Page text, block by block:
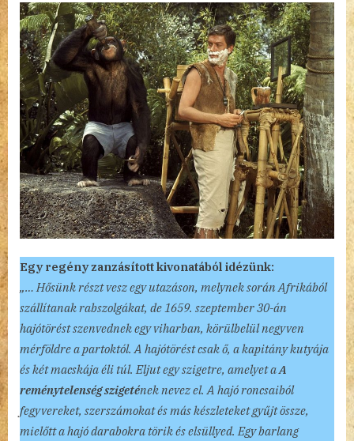
Egy regény zanzásított kivonatából idézünk:
„… Hősünk részt vesz egy utazáson, melynek során Afrikából
szállítanak rabszolgákat, de 1659. szeptember 30-án
hajótörést szenvednek egy viharban, körülbelül negyven
mérföldre a partoktól. A hajótörést csak ő, a kapitány kutyája
és két macskája éli túl. Eljut egy szigetre, amelyet aA
reménytelenség szigetének nevez el. A hajó roncsaiból
fegyvereket, szerszámokat és más készleteket gyűjt össze,
mielőtt a hajó darabokra törik és elsüllyed. Egy barlang